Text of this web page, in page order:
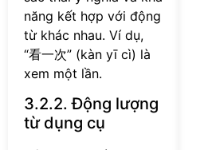
năng kết hợp với động
từ khác nhau. Ví dụ,
“看一次” (kàn yī cì) là
xem một lần.
3.2.2. Động lượng
từ dụng cụ